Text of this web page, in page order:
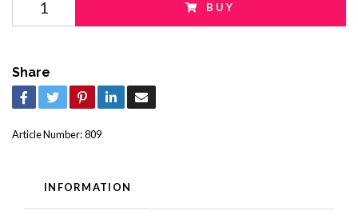
BUY
Share
Article Number:809
INFORMATION